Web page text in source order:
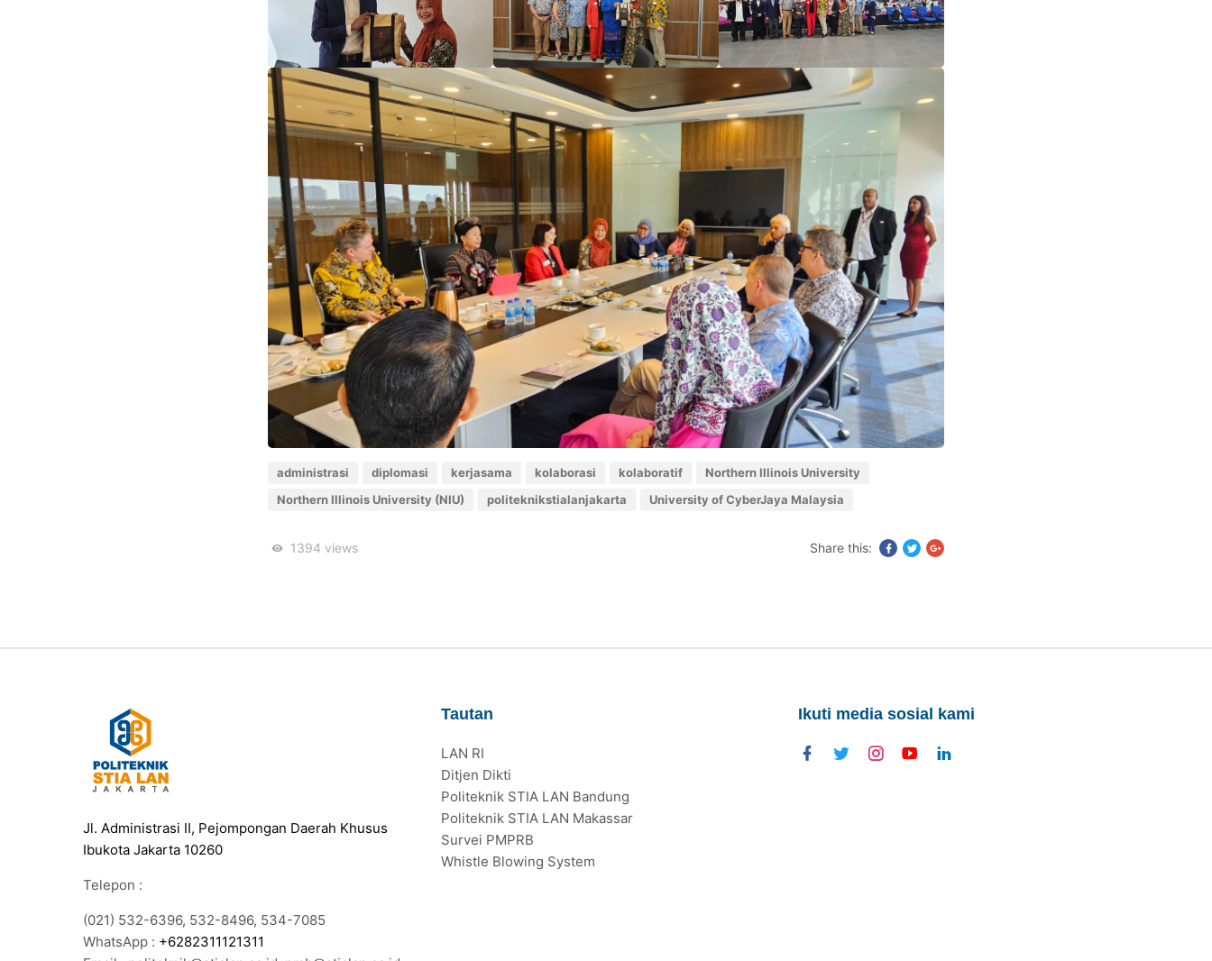
administrasi diplomasi kerjasama kolaborasi kolaboratif
Northern Illinois University
Northern Illinois University (NIU)
politeknikstialanjakarta University of CyberJaya Malaysia
1394 views Share this:
Jl. Administrasi II, Pejompongan Daerah Khusus
Ibukota Jakarta 10260
Telepon :
(021) 532-6396, 532-8496, 534-7085
WhatsApp : +6282311121311
Tautan
LAN RI
Ditjen Dikti
Politeknik STIA LAN Bandung
Politeknik STIA LAN Makassar
Survei PMPRB
Whistle Blowing System
Ikuti media sosial kami